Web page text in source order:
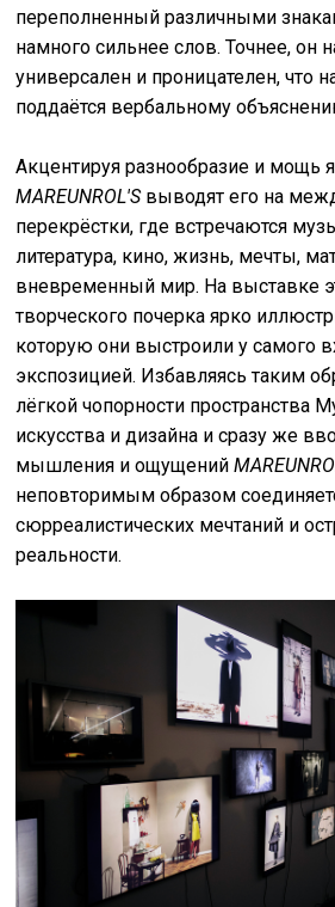
переполненный различными
намного сильнее слов. Точнее, он
универсален и проницателен, что
поддаётся вербальному
Акцентируя разнообразие и мощь
MAREUNROL'Sвыводят его на
перекрёстки, где встречаются
литература, кино, жизнь, мечты,
вневременный мир. На выставке
творческого почерка ярко
которую они выстроили у самого
экспозицией. Избавляясь таким
лёгкой чопорности пространства
искусства и дизайна и сразу же
мышления и ощущений
неповторимым образом
сюрреалистических мечтаний и
реальности.